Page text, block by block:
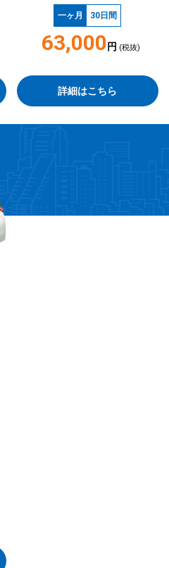
一ヶ月 30日間
63,000 円 (税抜)
詳細はこちら